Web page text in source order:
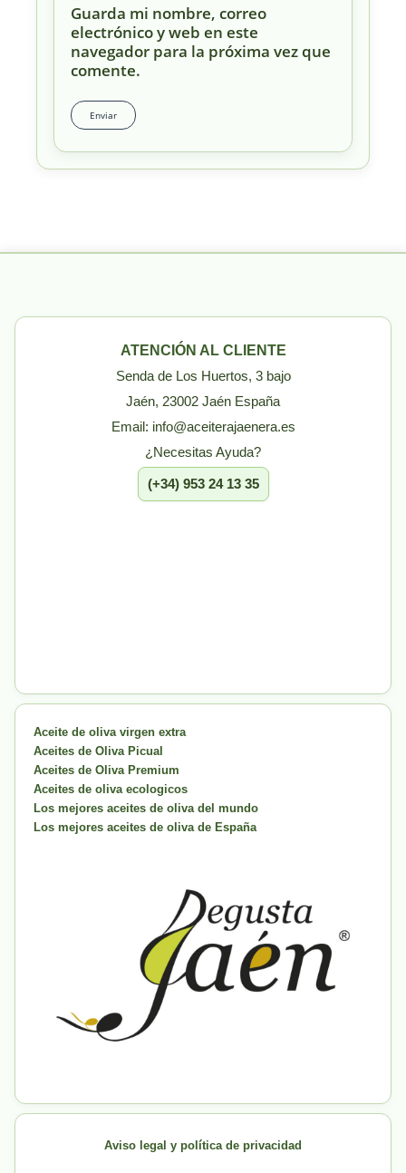
Guarda mi nombre, correo
electrónico y web en este
navegador para la próxima vez que
comente.
ATENCIÓN AL CLIENTE
Senda de Los Huertos, 3 bajo
Jaén, 23002 Jaén España
Email: info@aceiterajaenera.es
¿Necesitas Ayuda?
(+34) 953 24 13 35
Aceite de oliva virgen extra
Aceites de Oliva Picual
Aceites de Oliva Premium
Aceites de oliva ecologicos
Los mejores aceites de oliva del mundo
Los mejores aceites de oliva de España
Aviso legal y política de privacidad